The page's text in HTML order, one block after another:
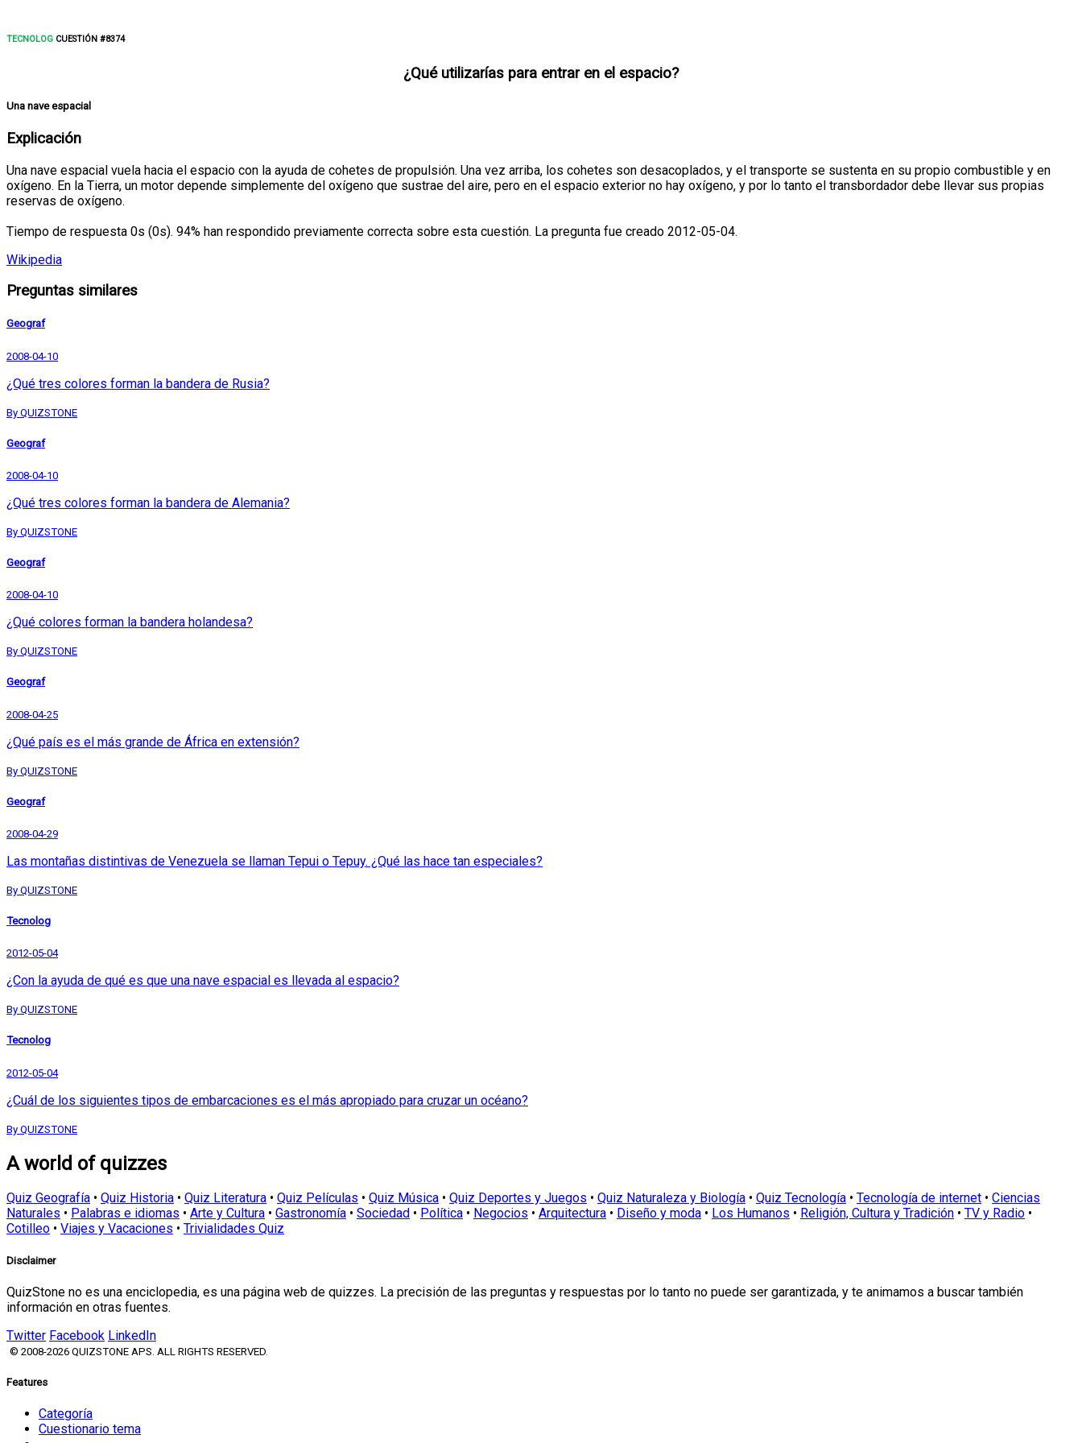
TECNOLOG CUESTIÓN #8374
¿Qué utilizarías para entrar en el espacio?
Una nave espacial
Explicación
Una nave espacial vuela hacia el espacio con la ayuda de cohetes de propulsión. Una vez arriba, los cohetes son desacoplados, y el transporte se sustenta en su propio combustible y en
oxígeno. En la Tierra, un motor depende simplemente del oxígeno que sustrae del aire, pero en el espacio exterior no hay oxígeno, y por lo tanto el transbordador debe llevar sus propias
reservas de oxígeno.
Tiempo de respuesta 0s (0s). 94% han respondido previamente correcta sobre esta cuestión. La pregunta fue creado 2012-05-04.
Wikipedia
Preguntas similares
Geograf
2008-04-10
¿Qué tres colores forman la bandera de Rusia?
By QUIZSTONE
Geograf
2008-04-10
¿Qué tres colores forman la bandera de Alemania?
By QUIZSTONE
Geograf
2008-04-10
¿Qué colores forman la bandera holandesa?
By QUIZSTONE
Geograf
2008-04-25
¿Qué país es el más grande de África en extensión?
By QUIZSTONE
Geograf
2008-04-29
Las montañas distintivas de Venezuela se llaman Tepui o Tepuy. ¿Qué las hace tan especiales?
By QUIZSTONE
Tecnolog
2012-05-04
¿Con la ayuda de qué es que una nave espacial es llevada al espacio?
By QUIZSTONE
Tecnolog
2012-05-04
¿Cuál de los siguientes tipos de embarcaciones es el más apropiado para cruzar un océano?
By QUIZSTONE
A world of quizzes
Quiz Geografía • Quiz Historia • Quiz Literatura • Quiz Películas • Quiz Música • Quiz Deportes y Juegos • Quiz Naturaleza y Biología • Quiz Tecnología • Tecnología de internet • Ciencias
Naturales • Palabras e idiomas • Arte y Cultura • Gastronomía • Sociedad • Política • Negocios • Arquitectura • Diseño y moda • Los Humanos • Religión, Cultura y Tradición • TV y Radio •
Cotilleo • Viajes y Vacaciones • Trivialidades Quiz
Disclaimer
QuizStone no es una enciclopedia, es una página web de quizzes. La precisión de las preguntas y respuestas por lo tanto no puede ser garantizada, y te animamos a buscar también
información en otras fuentes.
Twitter Facebook LinkedIn
© 2008-2026 QUIZSTONE APS. ALL RIGHTS RESERVED.
Features
Categoría
Cuestionario tema